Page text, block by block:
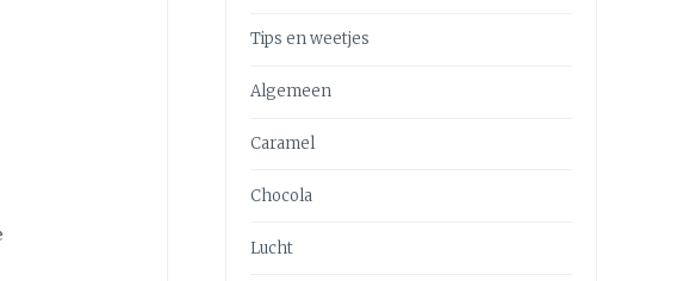
Tips en weetjes
Algemeen
Caramel
Chocola
Lucht